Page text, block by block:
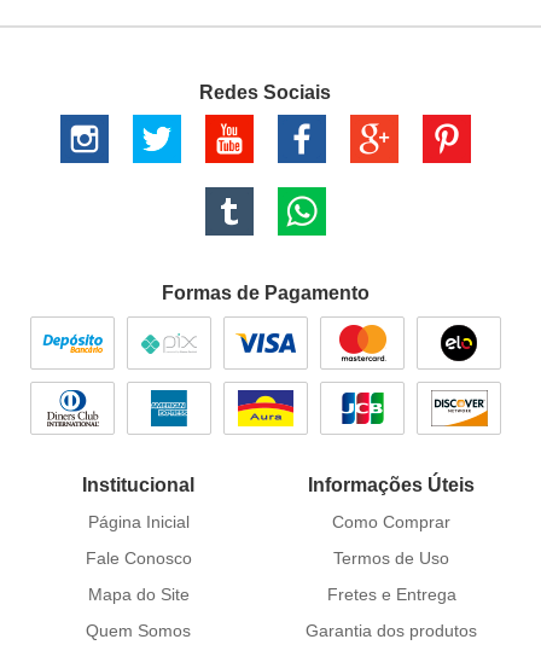
Redes Sociais
Formas de Pagamento
Institucional
Página Inicial
Fale Conosco
Mapa do Site
Quem Somos
Informações Úteis
Como Comprar
Termos de Uso
Fretes e Entrega
Garantia dos produtos